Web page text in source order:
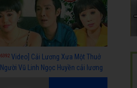
6392 Video] Cải Lương Xưa Một Thuở
Vũ Linh Ngọc Huyền cải lương